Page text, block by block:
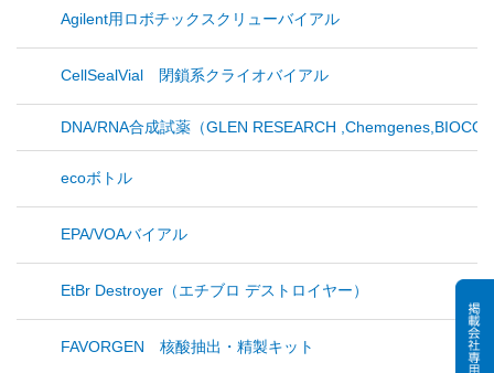
Agilent用ロボチックスクリューバイアル
CellSealVial 閉鎖系クライオバイアル
DNA/RNA合成試薬（GLEN RESEARCH
ecoボトル
EPA/VOAバイアル
EtBr Destroyer（エチブロ デストロイヤー）
FAVORGEN 核酸抽出・精製キット